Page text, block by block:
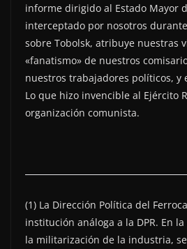
informe dirigido al Estado Mayor
interceptado por nosotros
sobre Tobolsk, atribuye nuestras
«fanatismo» de nuestros
nuestros trabajadores políticos, y
Lo que hizo invencible al Ejército
organización comunista.
(1) La Dirección Política del
institución análoga a la DPR. En
la militarización de la industria,